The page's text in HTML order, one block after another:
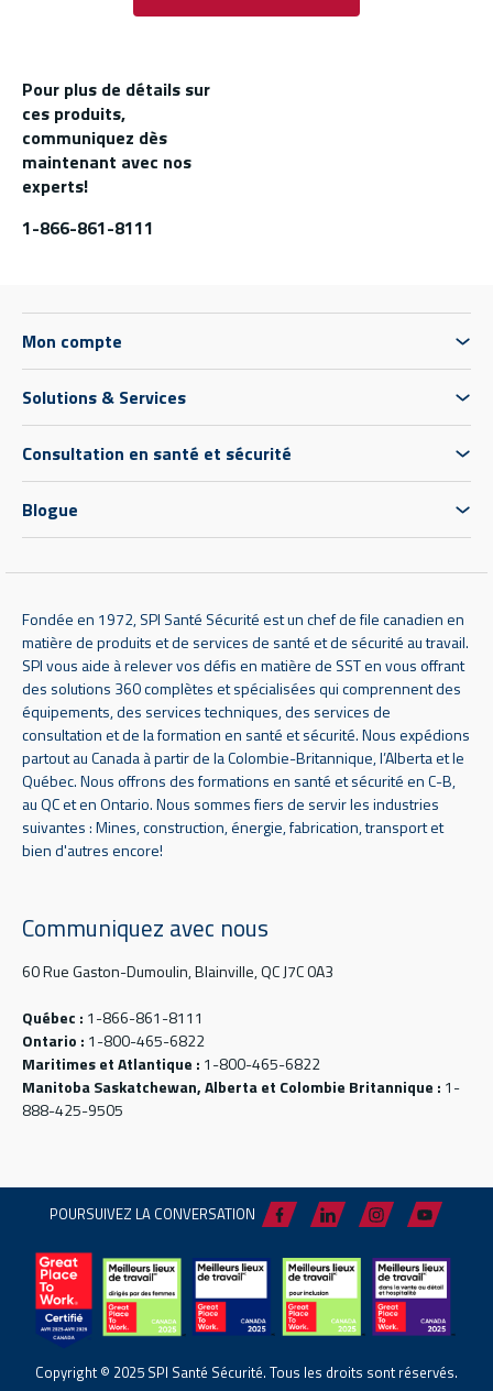
Pour plus de détails sur
ces produits,
communiquez dès
maintenant avec nos
experts!
1-866-861-8111
Mon compte
Solutions & Services
Consultation en santé et sécurité
Blogue
Fondée en 1972, SPI Santé Sécurité est un chef de file canadien en
matière de produits et de services de santé et de sécurité au travail.
SPI vous aide à relever vos défis en matière de SST en vous offrant
des solutions 360 complètes et spécialisées qui comprennent des
équipements, des services techniques, des services de
consultation et de la formation en santé et sécurité. Nous expédions
partout au Canada à partir de la Colombie-Britannique, l’Alberta et le
Québec. Nous offrons des formations en santé et sécurité en C-B,
au QC et en Ontario. Nous sommes fiers de servir les industries
suivantes : Mines, construction, énergie, fabrication, transport et
bien d'autres encore!
Communiquez avec nous
60 Rue Gaston-Dumoulin, Blainville, QC J7C 0A3
Québec : 1-866-861-8111
Ontario : 1-800-465-6822
Maritimes et Atlantique : 1-800-465-6822
Manitoba Saskatchewan, Alberta et Colombie Britannique : 1-
888-425-9505
POURSUIVEZ LA CONVERSATION
Copyright © 2025 SPI Santé Sécurité. Tous les droits sont réservés.